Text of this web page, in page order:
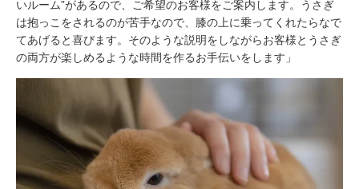
いルーム”があるので、ご希望のお客様をご案内します。うさぎ
は抱っこをされるのが苦手なので、膝の上に乗ってくれたらなで
てあげると喜びます。そのような説明をしながらお客様とうさぎ
の両方が楽しめるような時間を作るお手伝いをします」